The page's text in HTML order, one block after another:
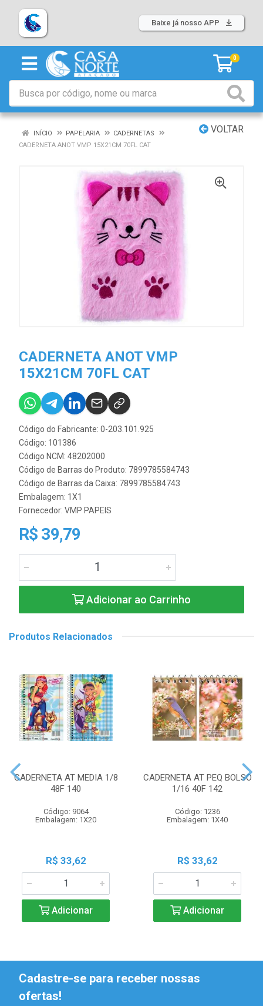
Baixe já nosso APP
0
VOLTAR
INÍCIO PAPELARIA
CADERNETAS
CADERNETA ANOT VMP 15X21CM 70FL CAT
CADERNETA ANOT VMP
15X21CM 70FL CAT
Código do Fabricante: 0-203.101.925
Código: 101386
Código NCM: 48202000
Código de Barras do Produto: 7899785584743
Código de Barras da Caixa: 7899785584743
Embalagem: 1X1
Fornecedor: VMP PAPEIS
R$ 39,79
Adicionar ao Carrinho
Produtos Relacionados
CADERNETA AT MEDIA 1/8
48F 140
Código: 9064
Embalagem: 1X20
R$ 33,62
Adicionar
CADERNETA AT PEQ BOLSO
1/16 40F 142
Código: 1236
Embalagem: 1X40
R$ 33,62
Adicionar
Cadastre-se para receber nossas
ofertas!